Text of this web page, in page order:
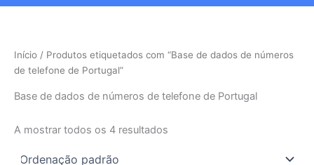
Início / Produtos etiquetados com “Base de dados de números
de telefone de Portugal”
Base de dados de números de telefone de Portugal
A mostrar todos os 4 resultados